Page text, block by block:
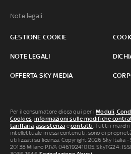
Note legali:
GESTIONE COOKIE
NOTE LEGALI
OFFERTA SKY MEDIA
Per il consumatore clicca qui per iModuli,
Cookies, informazioni sulle modifiche
tariffaria,assistenza econtatti. Tutti i
intellettuale in essi contenuti, sono di
utilizzati su licenza. Copyright 2026 Sky Italia -
20138 Milano P.IVA 04619241005. SkyTG24: